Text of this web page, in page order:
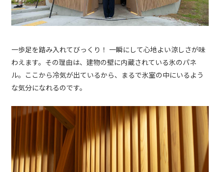
一歩足を踏み入れてびっくり！ 一瞬にして心地よい涼しさが味
わえます。その理由は、建物の壁に内蔵されている氷のパネ
ル。ここから冷気が出ているから、まるで氷室の中にいるよう
な気分になれるのです。